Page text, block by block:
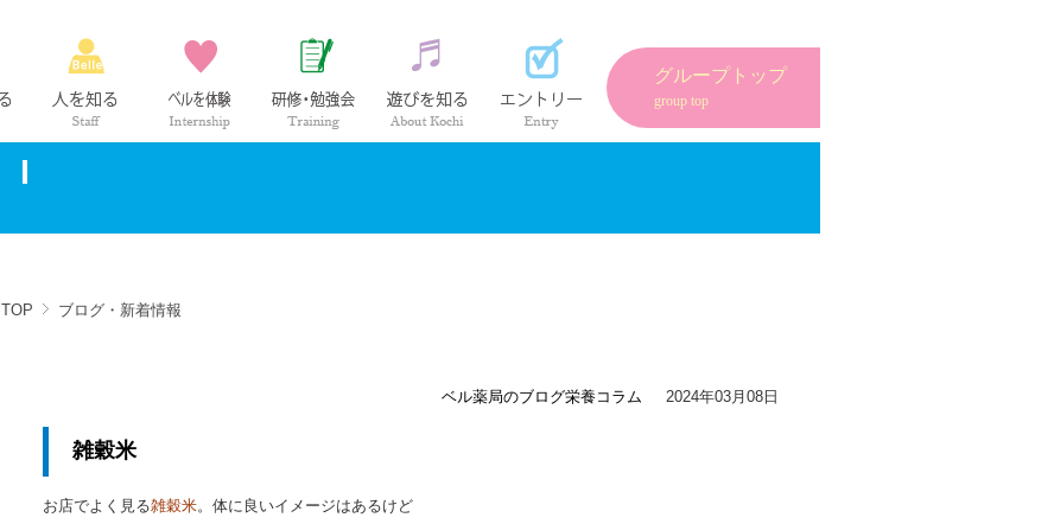
グループトップ
group top
ベル薬局の仕事 社員紹介 インターンシップ 研修・勉強会 高知の紹介 エントリーフォーム
TOP ブログ・新着情報
2024年03月08日
ベル薬局のブログ栄養コラム
雑穀米
お店でよく見る雑穀米。体に良いイメージはあるけど